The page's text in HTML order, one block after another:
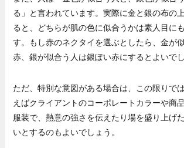
る」と言われています。実際に金と銀の布の
ると、どちらが肌の色に似合うかは素人目に
す。もし赤のネクタイを選ぶとしたら、金が
赤、銀が似合う人は銀ぽい赤にするとよいでし
ただ、特別な意図がある場合は、この限りで
えばクライアントのコーポレートカラーや商
服装で、熱意の強さを伝えたり場を盛り上げ
いとするのもよいでしょう。